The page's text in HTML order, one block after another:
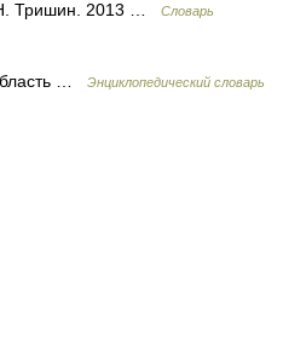
Тришин. 2013 …
Словарь
…
Энциклопедический словарь